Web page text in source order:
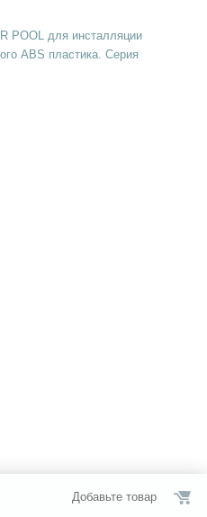
POOL для инсталляции
ABS пластика. Серия
Добавьте товар